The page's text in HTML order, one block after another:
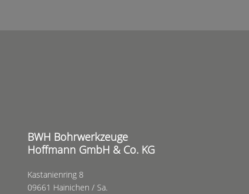
BWH Bohrwerkzeuge
Hoffmann GmbH & Co. KG
Kastanienring 8
09661 Hainichen / Sa.